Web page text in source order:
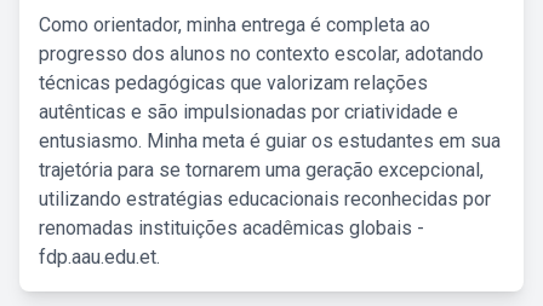
Como orientador, minha entrega é completa ao
progresso dos alunos no contexto escolar, adotando
técnicas pedagógicas que valorizam relações
autênticas e são impulsionadas por criatividade e
entusiasmo. Minha meta é guiar os estudantes em sua
trajetória para se tornarem uma geração excepcional,
utilizando estratégias educacionais reconhecidas por
renomadas instituições acadêmicas globais -
fdp.aau.edu.et.